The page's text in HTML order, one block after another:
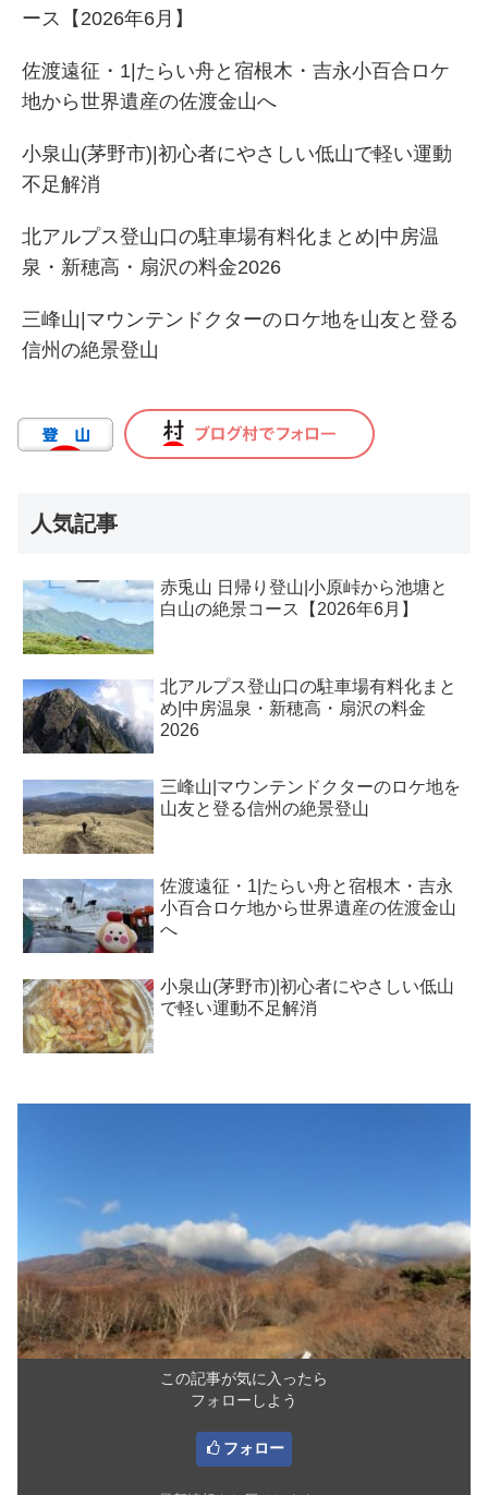
ース【2026年6月】
佐渡遠征・1|たらい舟と宿根木・吉永小百合ロケ
地から世界遺産の佐渡金山へ
小泉山(茅野市)|初心者にやさしい低山で軽い運動
不足解消
北アルプス登山口の駐車場有料化まとめ|中房温
泉・新穂高・扇沢の料金2026
三峰山|マウンテンドクターのロケ地を山友と登る
信州の絶景登山
人気記事
赤兎山 日帰り登山|小原峠から池塘と
白山の絶景コース【2026年6月】
北アルプス登山口の駐車場有料化まと
め|中房温泉・新穂高・扇沢の料金
2026
三峰山|マウンテンドクターのロケ地を
山友と登る信州の絶景登山
佐渡遠征・1|たらい舟と宿根木・吉永
小百合ロケ地から世界遺産の佐渡金山
へ
小泉山(茅野市)|初心者にやさしい低山
で軽い運動不足解消
この記事が気に入ったら
フォローしよう
フォロー